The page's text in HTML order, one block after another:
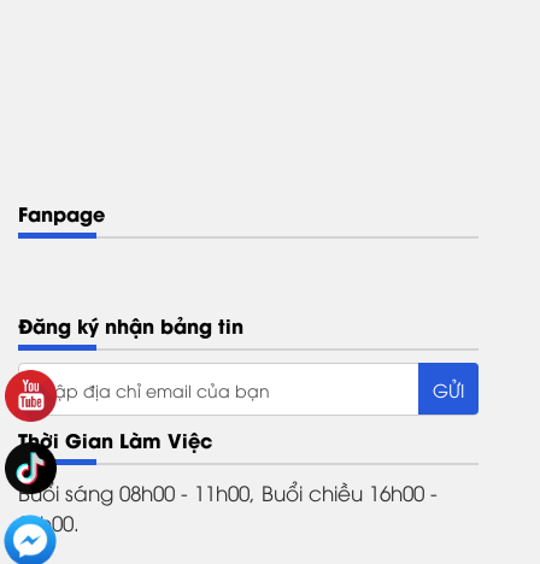
Fanpage
Đăng ký nhận bảng tin
Thời Gian Làm Việc
Buổi sáng 08h00 - 11h00, Buổi chiều 16h00 -
21h00.